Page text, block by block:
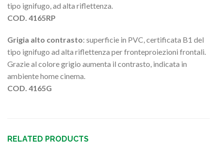
tipo ignifugo, ad alta riflettenza.
COD. 4165RP
Grigia alto contrasto: superficie in PVC, certificata B1 del
tipo ignifugo ad alta riflettenza per fronteproiezioni frontali.
Grazie al colore grigio aumenta il contrasto, indicata in
ambiente home cinema.
COD. 4165G
RELATED PRODUCTS